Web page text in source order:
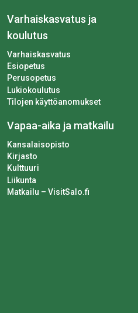
Varhaiskasvatus ja
koulutus
Varhaiskasvatus
Esiopetus
Perusopetus
Lukiokoulutus
Tilojen käyttöanomukset
Vapaa-aika ja matkailu
Kansalaisopisto
Kirjasto
Kulttuuri
Liikunta
Matkailu – VisitSalo.fi